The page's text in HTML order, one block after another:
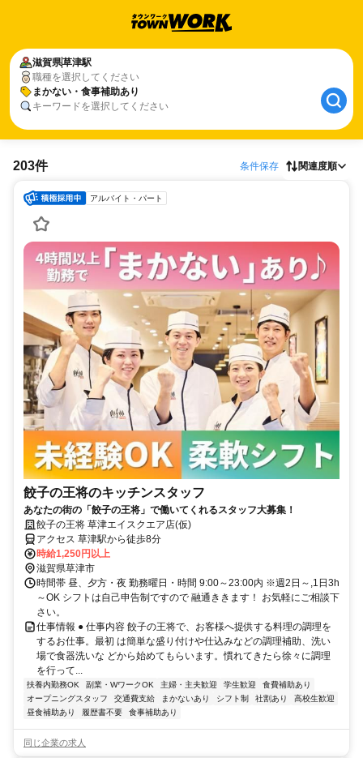
滋賀県草津駅
職種を選択してください
まかない・食事補助あり
キーワードを選択してください
203件 条件保存 関連度順
アルバイト・パート
餃子の王将のキッチンスタッフ
あなたの街の「餃子の王将」で働いてくれるスタッフ大募集！
餃子の王将 草津エイスクエア店(仮)
アクセス 草津駅から徒歩8分
時給1,250円以上
滋賀県草津市
時間帯 昼、夕方・夜 勤務曜日・時間 9:00～23:00内 ※週2日～,1日3h
～OK シフトは自己申告制ですので 融通ききます！ お気軽にご相談下
さい。
仕事情報 ● 仕事内容 餃子の王将で、お客様へ提供する料理の調理を
するお仕事。最初 は簡単な盛り付けや仕込みなどの調理補助、洗い
場で食器洗いな どから始めてもらいます。慣れてきたら徐々に調理
を行って...
扶養内勤務OK 副業・WワークOK 主婦・主夫歓迎 学生歓迎
食費補助あり
オープニングスタッフ
交通費支給 まかないあり シフト制 社割あり
高校生歓迎
昼食補助あり
履歴書不要 食事補助あり
同じ企業の求人